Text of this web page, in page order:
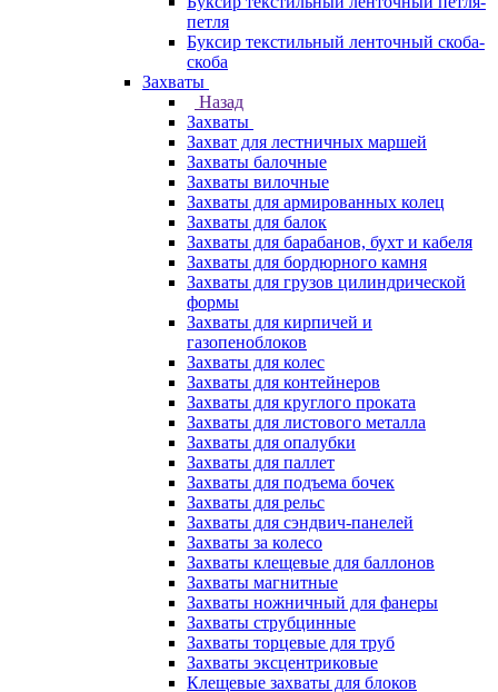
петля
Буксир текстильный ленточный скоба-
скоба
Захваты
Назад
Захваты
Захват для лестничных маршей
Захваты балочные
Захваты вилочные
Захваты для армированных колец
Захваты для балок
Захваты для барабанов, бухт и кабеля
Захваты для бордюрного камня
Захваты для грузов цилиндрической
формы
Захваты для кирпичей и
газопеноблоков
Захваты для колес
Захваты для контейнеров
Захваты для круглого проката
Захваты для листового металла
Захваты для опалубки
Захваты для паллет
Захваты для подъема бочек
Захваты для рельс
Захваты для сэндвич-панелей
Захваты за колесо
Захваты клещевые для баллонов
Захваты магнитные
Захваты ножничный для фанеры
Захваты струбцинные
Захваты торцевые для труб
Захваты эксцентриковые
Клещевые захваты для блоков